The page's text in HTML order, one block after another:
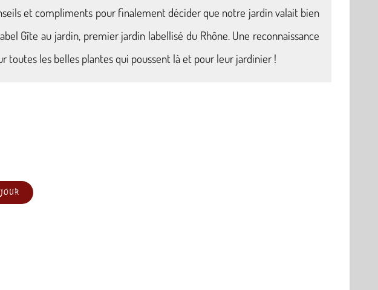
et compliments pour finalement décider que notre jardin valait bien
Gîte au jardin, premier jardin labellisé du Rhône. Une reconnaissance
toutes les belles plantes qui poussent là et pour leur jardinier !